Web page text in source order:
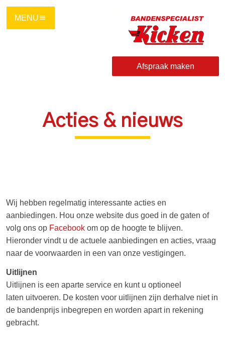
Ga
direct
naar
Afspraak maken
Acties & nieuws
Wij hebben regelmatig interessante acties en
aanbiedingen. Hou onze website dus goed in de gaten of
volg ons op Facebook om op de hoogte te blijven.
Hieronder vindt u de actuele aanbiedingen en acties, vraag
naar de voorwaarden in een van onze vestigingen.
Uitlijnen
Uitlijnen is een aparte service en kunt u optioneel
laten uitvoeren. De kosten voor uitlijnen zijn derhalve niet in
de bandenprijs inbegrepen en worden apart in rekening
gebracht.